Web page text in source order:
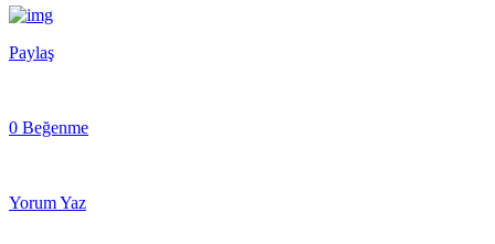
Paylaş
0 Beğenme
Yorum Yaz